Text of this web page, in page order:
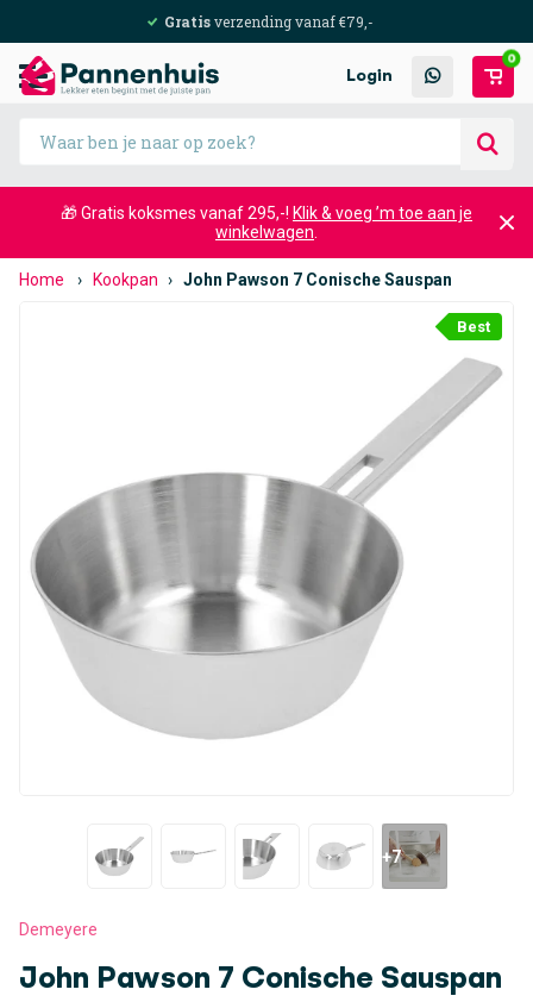
Gratisverzending vanaf €79,-
Login
0
🎁 Gratis koksmes vanaf 295,-! Klik & voeg ’m toe aan je
winkelwagen
Home › Kookpan › John Pawson 7 Conische Sauspan
+7
Best
Demeyere
John Pawson 7 Conische Sauspan